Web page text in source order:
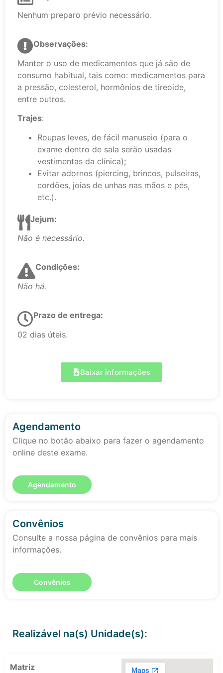
Nenhum preparo prévio necessário.
Observações:
Manter o uso de medicamentos que já são de
consumo habitual, tais como: medicamentos para
a pressão, colesterol, hormônios de tireoide,
entre outros.
Trajes:
Roupas leves, de fácil manuseio (para o
exame dentro de sala serão usadas
vestimentas da clínica);
Evitar adornos (piercing, brincos, pulseiras,
cordões, joias de unhas nas mãos e pés,
etc.).
Jejum:
Não é necessário.
Condições:
Não há.
Prazo de entrega:
02 dias úteis.
Baixar informações
Agendamento
Clique no botão abaixo para fazer o agendamento
online deste exame.
Agendamento
Convênios
Consulte a nossa página de convênios para mais
informações.
Convênios
Realizável na(s) Unidade(s):
Matriz